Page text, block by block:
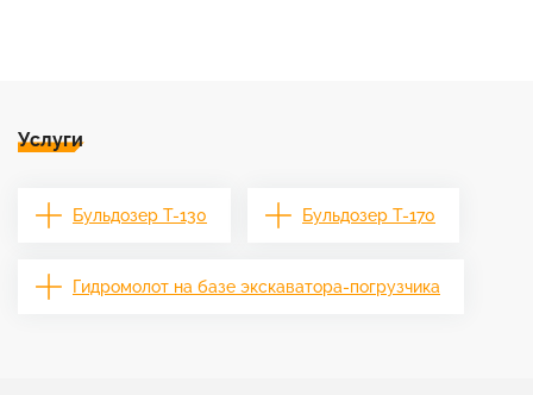
Услуги
Бульдозер Т-130 Бульдозер Т-170
Гидромолот на базе экскаватора-погрузчика